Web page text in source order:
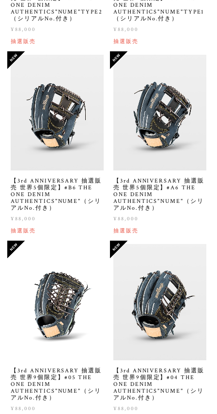
ONE DENIM
AUTHENTICS"NUME"TYPE2
（シリアルNo.付き）
¥88,000
抽選販売
ONE DENIM
AUTHENTICS"NUME"TYPE1
（シリアルNo.付き）
¥88,000
抽選販売
【3rd ANNIVERSARY 抽選販
売 世界5個限定】#B6 THE
ONE DENIM
AUTHENTICS"NUME"（シリ
アルNo.付き）
¥88,000
抽選販売
【3rd ANNIVERSARY 抽選販
売 世界5個限定】#A6 THE
ONE DENIM
AUTHENTICS"NUME"（シリ
アルNo.付き）
¥88,000
抽選販売
【3rd ANNIVERSARY 抽選販
売 世界9個限定】#05 THE
ONE DENIM
AUTHENTICS"NUME"（シリ
アルNo.付き）
¥88,000
【3rd ANNIVERSARY 抽選販
売 世界9個限定】#04 THE
ONE DENIM
AUTHENTICS"NUME"（シリ
アルNo.付き）
¥88,000